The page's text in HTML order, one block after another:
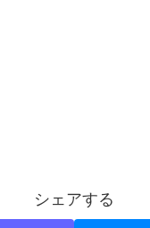
シェアする